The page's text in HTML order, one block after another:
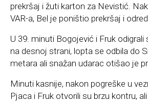
prekršaj i žuti karton za Nevistić.
VAR-a, Bel je poništio prekršaj i
U 39. minuti Bogojević i Fruk odigrali
na desnoj strani, lopta se odbila do
metara ali snažan udarac otišao je
Minuti kasnije, nakon pogreške u
Pjaca i Fruk otvorili su brzu kontru,